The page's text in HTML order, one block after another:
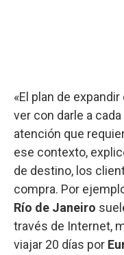
«El plan de
ver con darle a
atención que
ese contexto,
de destino, los
compra. Por
Río de Janeiro
través de Internet,
viajar 20 días por